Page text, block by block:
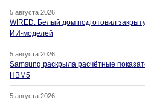
5 августа 2026
WIRED: Белый дом подготовил
ИИ-моделей
5 августа 2026
Samsung раскрыла расчётные
HBM5
5 августа 2026